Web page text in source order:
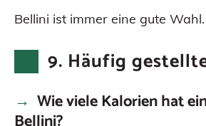
Bellini ist immer eine gute Wahl.
9. Häufig
Wie viele Kalorien hat